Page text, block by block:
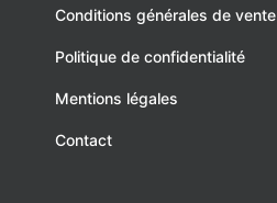
Conditions générales de vente
Politique de confidentialité
Mentions légales
Contact